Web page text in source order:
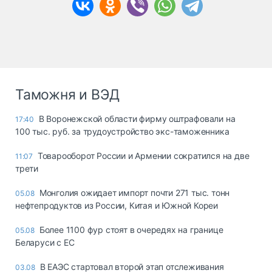
Таможня и ВЭД
17:40
В Воронежской области фирму оштрафовали на
100 тыс. руб. за трудоустройство экс-таможенника
11:07 Товарооборот России и Армении сократился на две
трети
05.08 Монголия ожидает импорт почти 271 тыс. тонн
нефтепродуктов из России, Китая и Южной Кореи
05.08 Более 1100 фур стоят в очередях на границе
Беларуси с ЕС
03.08 В ЕАЭС стартовал второй этап отслеживания